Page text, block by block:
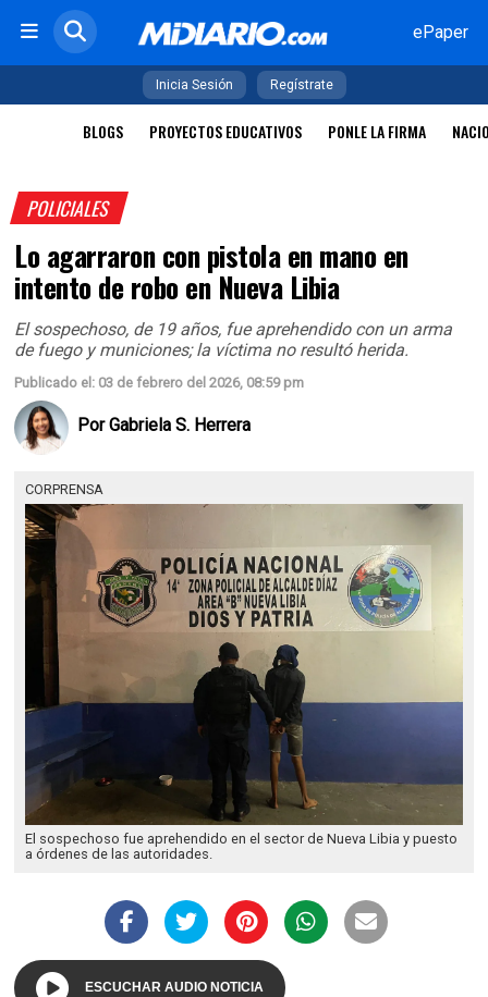
ePaper
Inicia Sesión Regístrate
BLOGS PROYECTOS EDUCATIVOS PONLE LA FIRMA
POLICIALES
Lo agarraron con pistola en mano en
intento de robo en Nueva Libia
El sospechoso, de 19 años, fue aprehendido con un arma
de fuego y municiones; la víctima no resultó herida.
Publicado el: 03 de febrero del 2026, 08:59 pm
PorGabriela S. Herrera
CORPRENSA
El sospechoso fue aprehendido en el sector de Nueva Libia y puesto
a órdenes de las autoridades.
ESCUCHAR AUDIO NOTICIA